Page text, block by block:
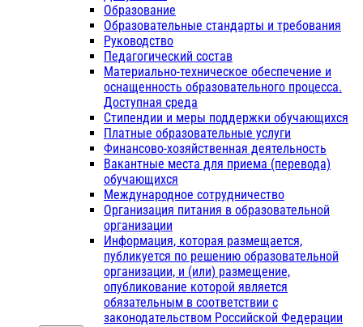
Образование
Образовательные стандарты и требования
Руководство
Педагогический состав
Материально-техническое обеспечение и
оснащенность образовательного процесса.
Доступная среда
Стипендии и меры поддержки обучающихся
Платные образовательные услуги
Финансово-хозяйственная деятельность
Вакантные места для приема (перевода)
обучающихся
Международное сотрудничество
Организация питания в образовательной
организации
Информация, которая размещается,
публикуется по решению образовательной
организации, и (или) размещение,
опубликование которой является
обязательным в соответствии с
законодательством Российской Федерации